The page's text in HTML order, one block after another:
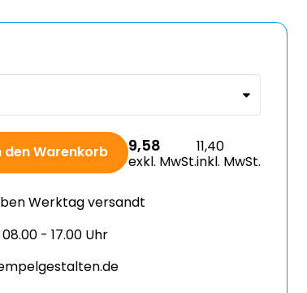
den Warenkorb 9,58
exkl. MwSt.
11,40
inkl. MwSt.
Werktag versandt
- 17.00 Uhr